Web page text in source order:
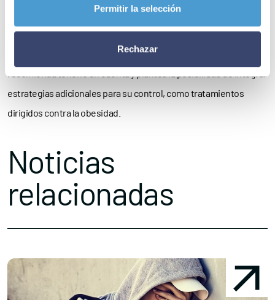
Permitir la selección
Rechazar
relevancia de los resultados para optimizar el tratamiento del
VIH, especialmente en pacientes con riesgo cardiometabólico. Si
bien reconoce que el impacto sobre el peso es modesto,
recomienda tenerlo en cuenta y plantea la posibilidad de integrar
estrategias adicionales para su control, como tratamientos
dirigidos contra la obesidad.
Noticias
relacionadas